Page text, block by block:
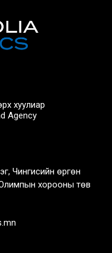
хуулиар
Agency
Чингисийн өргөн
хорооны төв